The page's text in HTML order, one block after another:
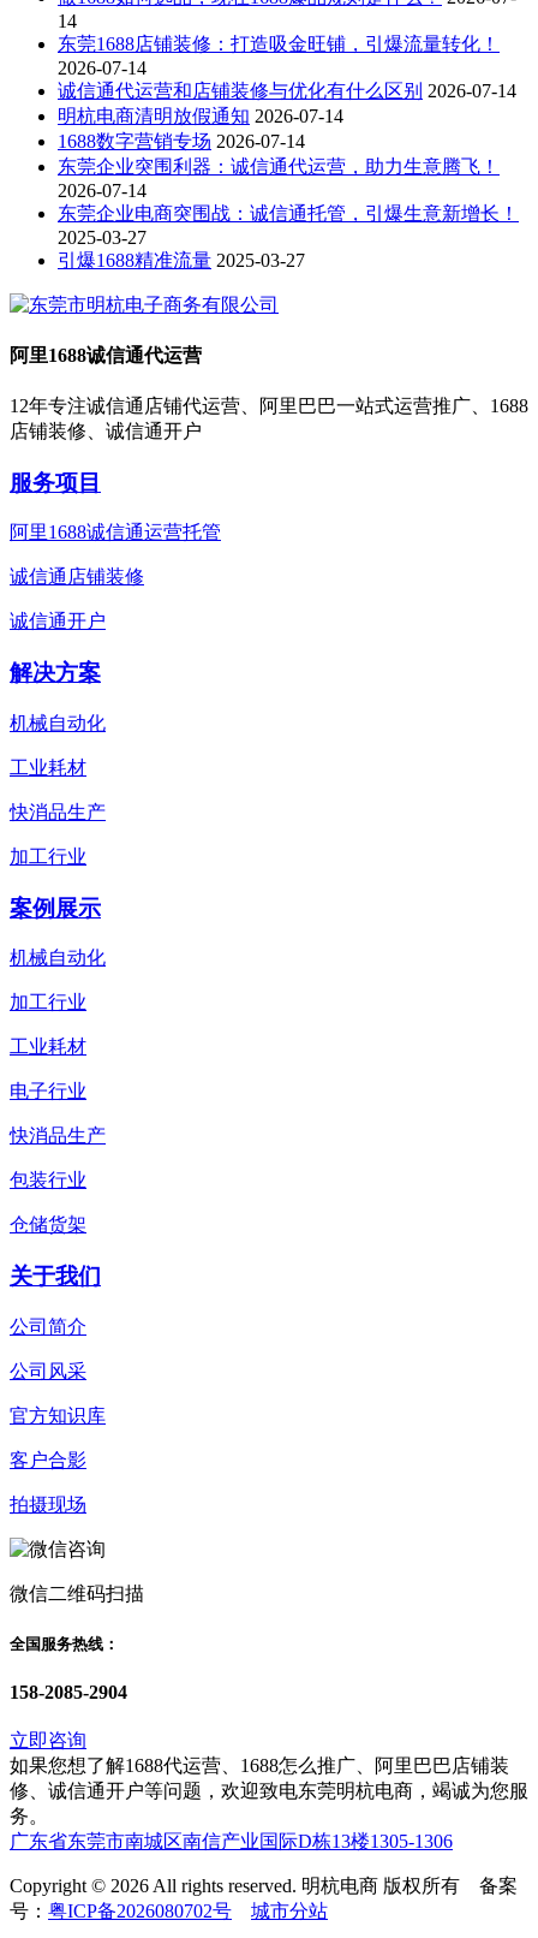
14
东莞1688店铺装修：打造吸金旺铺，引爆流量转化！
2026-07-14
诚信通代运营和店铺装修与优化有什么区别 2026-07-14
明杭电商清明放假通知 2026-07-14
1688数字营销专场 2026-07-14
东莞企业突围利器：诚信通代运营，助力生意腾飞！
2026-07-14
东莞企业电商突围战：诚信通托管，引爆生意新增长！
2025-03-27
引爆1688精准流量 2025-03-27
阿里1688诚信通代运营
12年专注诚信通店铺代运营、阿里巴巴一站式运营推广、1688
店铺装修、诚信通开户
服务项目
阿里1688诚信通运营托管
诚信通店铺装修
诚信通开户
解决方案
机械自动化
工业耗材
快消品生产
加工行业
案例展示
机械自动化
加工行业
工业耗材
电子行业
快消品生产
包装行业
仓储货架
关于我们
公司简介
公司风采
官方知识库
客户合影
拍摄现场
微信二维码扫描
全国服务热线：
158-2085-2904
立即咨询
如果您想了解1688代运营、1688怎么推广、阿里巴巴店铺装
修、诚信通开户等问题，欢迎致电东莞明杭电商，竭诚为您服
务。
广东省东莞市南城区南信产业国际D栋13楼1305-1306
Copyright © 2026 All rights reserved. 明杭电商 版权所有 备案
号： 粤ICP备2026080702号 城市分站